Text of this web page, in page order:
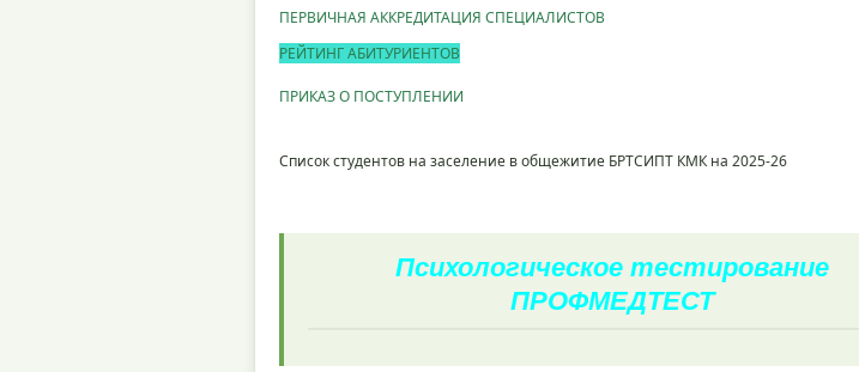
ПЕРВИЧНАЯ АККРЕДИТАЦИЯ СПЕЦИАЛИСТОВ
РЕЙТИНГ АБИТУРИЕНТОВ
ПРИКАЗ О ПОСТУПЛЕНИИ
Список студентов на заселение в общежитие БРТСИПТ КМК на 2025-26
Психологическое тестирование
ПРОФМЕДТЕСТ